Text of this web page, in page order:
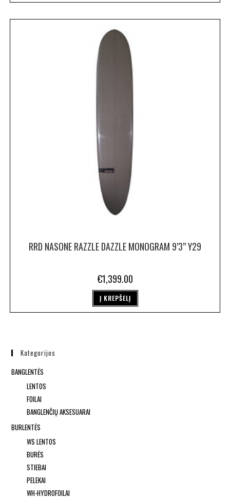
RRD NASONE RAZZLE DAZZLE MONOGRAM 9’3” Y29
€1,399.00
Į KREPŠELĮ
Kategorijos
BANGLENTĖS
LENTOS
FOILAI
BANGLENČIŲ AKSESUARAI
BURLENTĖS
WS LENTOS
BURĖS
STIEBAI
PELEKAI
WH-HYDROFOILAI